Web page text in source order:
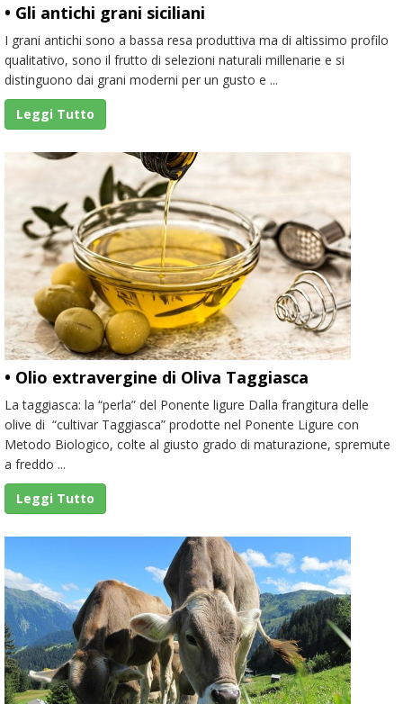
• Gli antichi grani siciliani
I grani antichi sono a bassa resa produttiva ma di altissimo profilo
qualitativo, sono il frutto di selezioni naturali millenarie e si
distinguono dai grani moderni per un gusto e ...
Leggi Tutto
• Olio extravergine di Oliva Taggiasca
La taggiasca: la “perla” del Ponente ligure Dalla frangitura delle
olive di “cultivar Taggiasca” prodotte nel Ponente Ligure con
Metodo Biologico, colte al giusto grado di maturazione, spremute
a freddo ...
Leggi Tutto